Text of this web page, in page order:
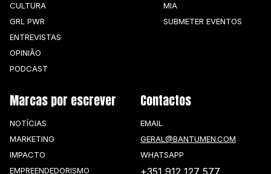
CULTURA
GRL PWR
ENTREVISTAS
OPINIÃO
PODCAST
MIA
SUBMETER EVENTOS
Marcas por escrever
NOTÍCIAS
MARKETING
IMPACTO
EMPREENDEDORISMO
Contactos
EMAIL
GERAL@BANTUMEN.COM
WHATSAPP